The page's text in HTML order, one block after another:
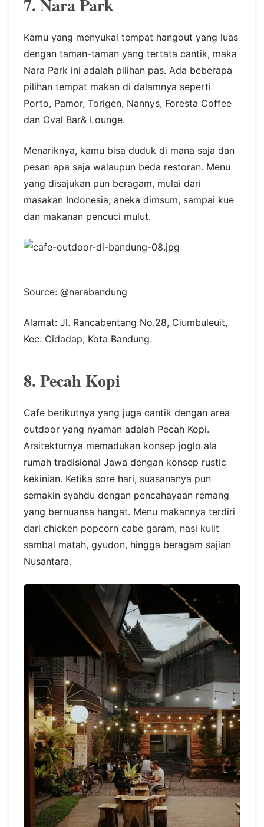
7. Nara Park
Kamu yang menyukai tempat hangout yang luas
dengan taman-taman yang tertata cantik, maka
Nara Park ini adalah pilihan pas. Ada beberapa
pilihan tempat makan di dalamnya seperti
Porto, Pamor, Torigen, Nannys, Foresta Coffee
dan Oval Bar& Lounge.
Menariknya, kamu bisa duduk di mana saja dan
pesan apa saja walaupun beda restoran. Menu
yang disajukan pun beragam, mulai dari
masakan Indonesia, aneka dimsum, sampai kue
dan makanan pencuci mulut.
Source: @narabandung
Alamat: Jl. Rancabentang No.28, Ciumbuleuit,
Kec. Cidadap, Kota Bandung.
8. Pecah Kopi
Cafe berikutnya yang juga cantik dengan area
outdoor yang nyaman adalah Pecah Kopi.
Arsitekturnya memadukan konsep joglo ala
rumah tradisional Jawa dengan konsep rustic
kekinian. Ketika sore hari, suasananya pun
semakin syahdu dengan pencahayaan remang
yang bernuansa hangat. Menu makannya terdiri
dari chicken popcorn cabe garam, nasi kulit
sambal matah, gyudon, hingga beragam sajian
Nusantara.